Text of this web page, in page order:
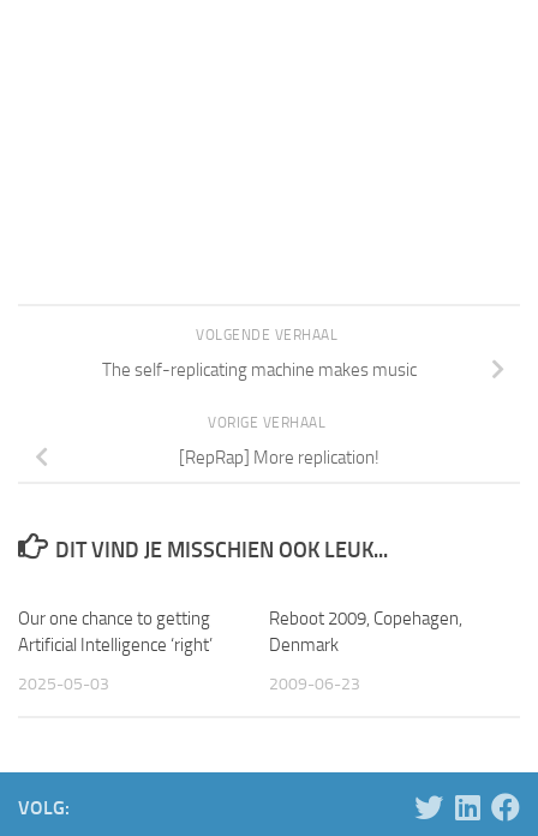
VOLGENDE VERHAAL
The self-replicating machine makes music
VORIGE VERHAAL
[RepRap] More replication!
DIT VIND JE MISSCHIEN OOK LEUK...
Our one chance to getting
Artificial Intelligence ‘right’
2025-05-03
Reboot 2009, Copehagen,
Denmark
2009-06-23
VOLG: